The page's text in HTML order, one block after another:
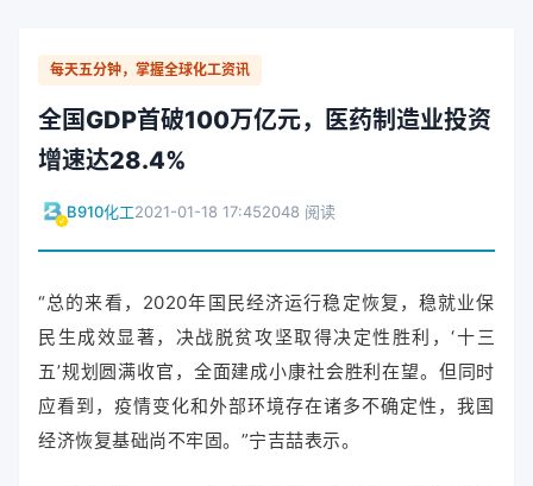
每天五分钟，掌握全球化工资讯
全国GDP首破100万亿元，医药制造业投资
增速达28.4%
B910化工2021-01-18 17:452048 阅读
“总的来看，2020年国民经济运行稳定恢复，稳就业保
民生成效显著，决战脱贫攻坚取得决定性胜利，‘十三
五’规划圆满收官，全面建成小康社会胜利在望。但同时
应看到，疫情变化和外部环境存在诸多不确定性，我国
经济恢复基础尚不牢固。”宁吉喆表示。